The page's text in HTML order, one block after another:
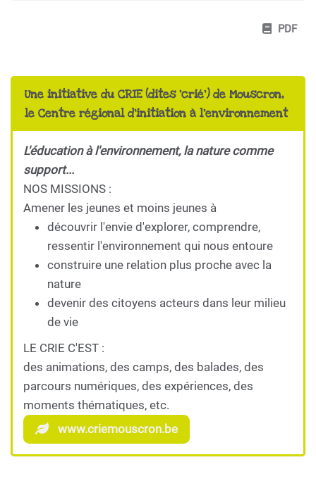
PDF
Une initiative du CRIE (dites 'crié') de Mouscron,
le Centre régional d'initiation à l'environnement
L'éducation à l'environnement, la nature comme
support...
NOS MISSIONS :
Amener les jeunes et moins jeunes à
découvrir l'envie d'explorer, comprendre,
ressentir l'environnement qui nous entoure
construire une relation plus proche avec la
nature
devenir des citoyens acteurs dans leur milieu
de vie
LE CRIE C'EST :
des animations, des camps, des balades, des
parcours numériques, des expériences, des
moments thématiques, etc.
www.criemouscron.be